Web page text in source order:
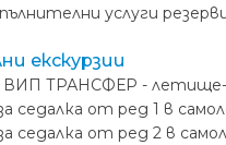
услуги
екскурзии
ВИП ТРАНСФЕР - летище-
седалка от ред 1 в
седалка от ред 2 в